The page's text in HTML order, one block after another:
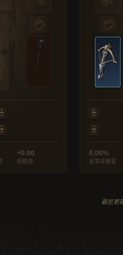
+0.00
經驗值
0.00%
金幣尋獲量
最近更